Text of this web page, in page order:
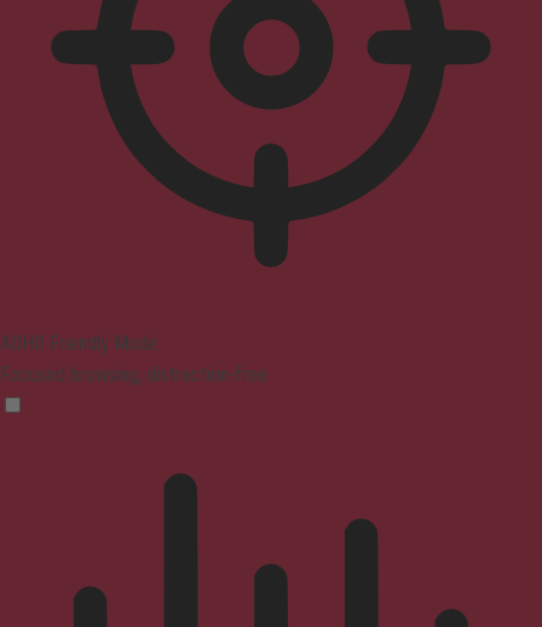
ADHD Friendly Mode
Focused browsing, distraction-free